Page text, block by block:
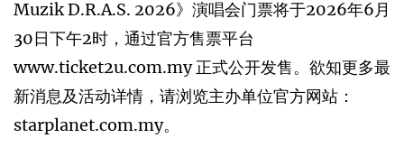
Muzik D.R.A.S. 2026》演唱会门票将于2026年6月
30日下午2时，通过官方售票平台
www.ticket2u.com.my 正式公开发售。欲知更多最
新消息及活动详情，请浏览主办单位官方网站：
starplanet.com.my。